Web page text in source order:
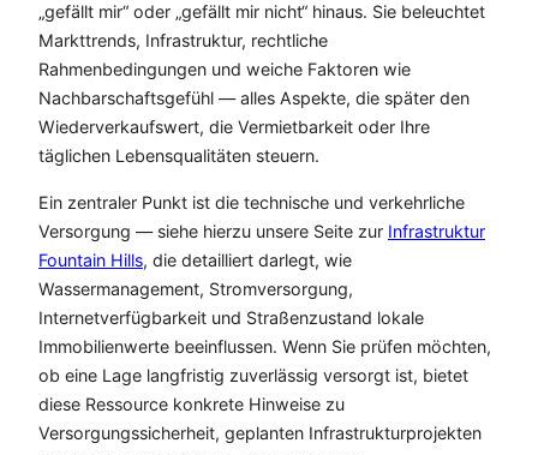
„gefällt mir“ oder „gefällt mir nicht“ hinaus. Sie beleuchtet
Markttrends, Infrastruktur, rechtliche
Rahmenbedingungen und weiche Faktoren wie
Nachbarschaftsgefühl — alles Aspekte, die später den
Wiederverkaufswert, die Vermietbarkeit oder Ihre
täglichen Lebensqualitäten steuern.
Ein zentraler Punkt ist die technische und verkehrliche
Versorgung — siehe hierzu unsere Seite zur Infrastruktur
Fountain Hills, die detailliert darlegt, wie
Wassermanagement, Stromversorgung,
Internetverfügbarkeit und Straßenzustand lokale
Immobilienwerte beeinflussen. Wenn Sie prüfen möchten,
ob eine Lage langfristig zuverlässig versorgt ist, bietet
diese Ressource konkrete Hinweise zu
Versorgungssicherheit, geplanten Infrastrukturprojekten